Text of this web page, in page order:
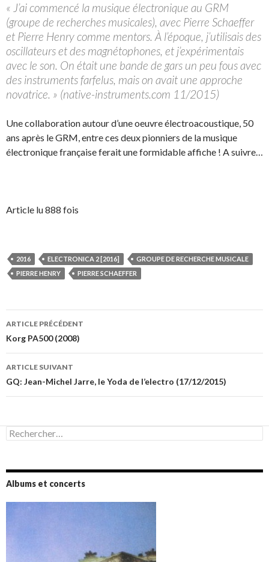
« J’ai commencé la musique électronique au GRM
(groupe de recherches musicales), avec Pierre Schaeffer
et Pierre Henry comme mentors. À l’époque, j’utilisais des
oscillateurs et des magnétophones, et j’expérimentais
avec le son. On était une bande de gars un peu fous avec
des instruments farfelus, mais on avait une approche
novatrice. » (native-instruments.com 11/2015)
Une collaboration autour d’une oeuvre électroacoustique, 50
ans après le GRM, entre ces deux pionniers de la musique
électronique française ferait une formidable affiche ! A suivre…
Article lu 888 fois
2016 ELECTRONICA 2 [2016]
GROUPE DE RECHERCHE MUSICALE
PIERRE HENRY
PIERRE SCHAEFFER
Navigation
des
articles
ARTICLE PRÉCÉDENT
Korg PA500 (2008)
ARTICLE SUIVANT
GQ: Jean-Michel Jarre, le Yoda de l’electro (17/12/2015)
Rechercher :
Albums et concerts